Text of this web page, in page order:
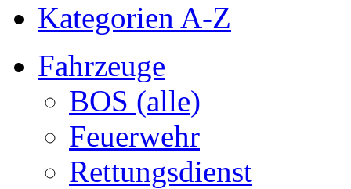
Kategorien A-Z
Fahrzeuge
BOS (alle)
Feuerwehr
Rettungsdienst